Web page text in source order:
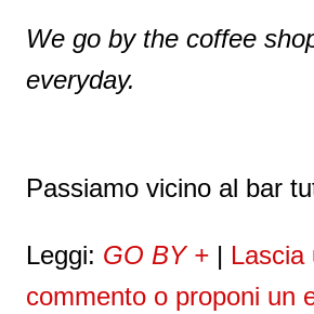
We go by the coffee
everyday.
Passiamo vicino al bar
Leggi: GO BY + | Lascia
commento o proponi un